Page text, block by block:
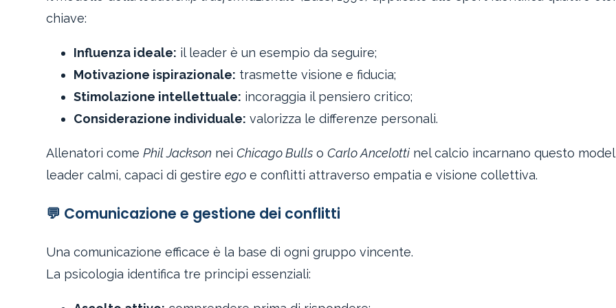
chiave:
Influenza ideale: il leader è un esempio da seguire;
Motivazione ispirazionale: trasmette visione e fiducia;
Stimolazione intellettuale: incoraggia il pensiero critico;
Considerazione individuale: valorizza le differenze personali.
Allenatori comePhil Jackson neiChicago Bulls oCarlo Ancelotti nel calcio incarnano questo
leader calmi, capaci di gestireego e conflitti attraverso empatia e visione collettiva.
💬 Comunicazione e gestione dei conflitti
Una comunicazione efficace è la base di ogni gruppo vincente.
La psicologia identifica tre principi essenziali: